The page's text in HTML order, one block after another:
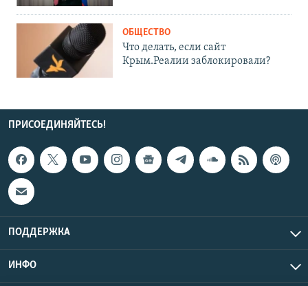
ОБЩЕСТВО
Что делать, если сайт
Крым.Реалии заблокировали?
ПРИСОЕДИНЯЙТЕСЬ!
ПОДДЕРЖКА
ИНФО